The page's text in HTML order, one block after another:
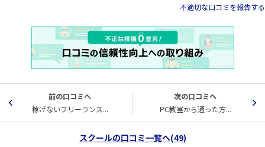
不適切な口コミを報告する
前の口コミへ
稼げないフリーランス...
次の口コミへ
PC教室から通った方...
スクールの口コミ一覧へ(49)